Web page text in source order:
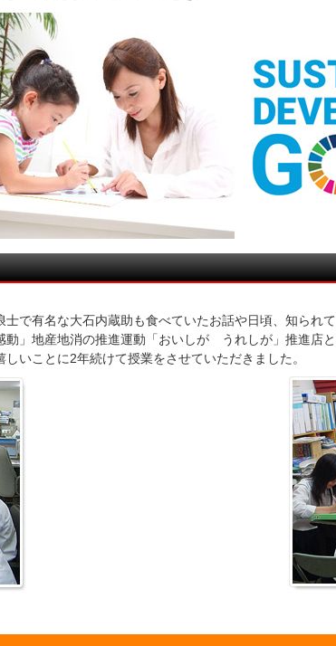
で有名な大石内蔵助も食べていたお話や日頃、知られ
」地産地消の推進運動「おいしが うれしが」推進店
いことに2年続けて授業をさせていただきました。